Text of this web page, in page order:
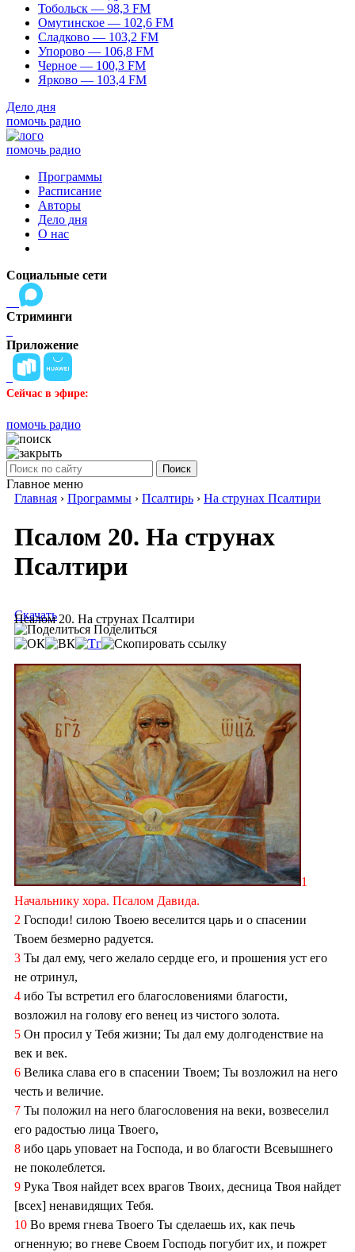
Тобольск — 98,3 FM
Омутинское — 102,6 FM
Сладково — 103,2 FM
Упорово — 106,8 FM
Черное — 100,3 FM
Ярково — 103,4 FM
Дело дня
помочь радио
помочь радио
Программы
Расписание
Авторы
Дело дня
О нас
Социальные сети
Стриминги
Приложение
Сейчас в эфире:
помочь радио
Поиск
Главное меню
Главная › Программы › Псалтирь › На струнах Псалтири
Псалом 20. На струнах
Псалтири
Псалом 20. На струнах Псалтири
Скачать
Поделиться
1
Начальнику хора. Псалом Давида.
2 Господи! силою Твоею веселится царь и о спасении
Твоем безмерно радуется.
3 Ты дал ему, чего желало сердце его, и прошения уст его
не отринул,
4 ибо Ты встретил его благословениями благости,
возложил на голову его венец из чистого золота.
5 Он просил у Тебя жизни; Ты дал ему долгоденствие на
век и век.
6 Велика слава его в спасении Твоем; Ты возложил на него
честь и величие.
7 Ты положил на него благословения на веки, возвеселил
его радостью лица Твоего,
8 ибо царь уповает на Господа, и во благости Всевышнего
не поколеблется.
9 Рука Твоя найдет всех врагов Твоих, десница Твоя найдет
[всех] ненавидящих Тебя.
10 Во время гнева Твоего Ты сделаешь их, как печь
огненную; во гневе Своем Господь погубит их, и пожрет